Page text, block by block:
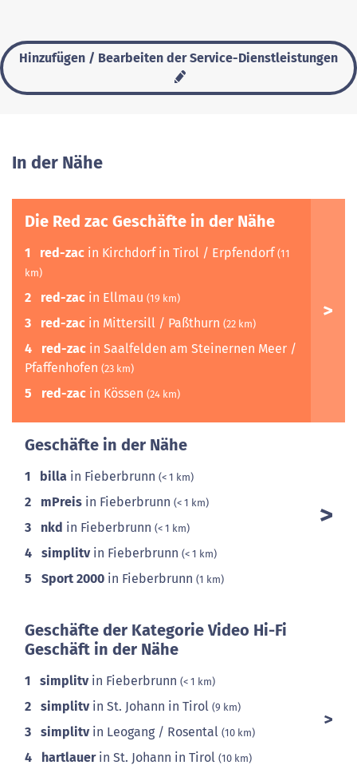
Hinzufügen / Bearbeiten der Service-Dienstleistungen
In der Nähe
Die Red zac Geschäfte in der Nähe
1 red-zac in Kirchdorf in Tirol / Erpfendorf (11
km)
2 red-zac in Ellmau (19 km)
3 red-zac in Mittersill / Paßthurn (22 km)
4 red-zac in Saalfelden am Steinernen Meer /
Pfaffenhofen (23 km)
5 red-zac in Kössen (24 km)
Geschäfte in der Nähe
1 billa in Fieberbrunn (< 1 km)
2 mPreis in Fieberbrunn (< 1 km)
3 nkd in Fieberbrunn (< 1 km)
4 simplitvin Fieberbrunn (< 1 km)
5 Sport 2000 in Fieberbrunn (1 km)
Geschäfte der Kategorie Video Hi-Fi
Geschäft in der Nähe
1 simplitvin Fieberbrunn (< 1 km)
2 simplitvin St. Johann in Tirol (9 km)
3 simplitvin Leogang / Rosental (10 km)
4 hartlauerin St. Johann in Tirol (10 km)